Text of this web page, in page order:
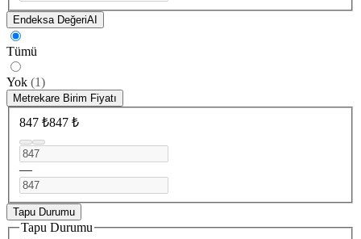
Endeksa DeğeriAI
Tümü
Yok (1)
Metrekare Birim Fiyatı
847 ₺847 ₺
—
Tapu Durumu
Tapu Durumu